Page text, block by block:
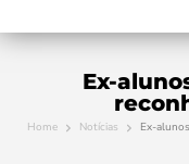
Ex-
Home Notícias Ex-